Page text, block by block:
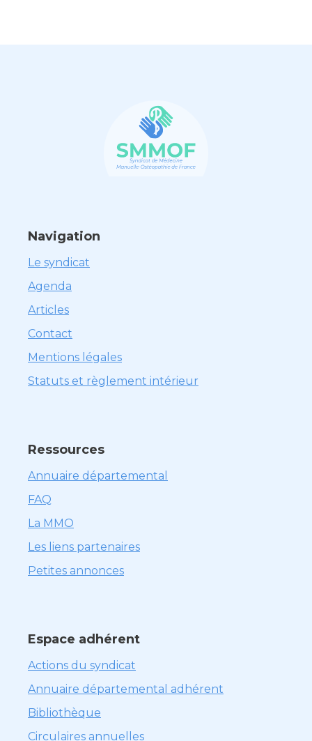
Navigation
Le syndicat
Agenda
Articles
Contact
Mentions légales
Statuts et règlement intérieur
Ressources
Annuaire départemental
FAQ
La MMO
Les liens partenaires
Petites annonces
Espace adhérent
Actions du syndicat
Annuaire départemental adhérent
Bibliothèque
Circulaires annuelles